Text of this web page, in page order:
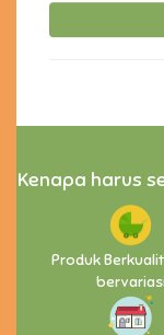
Kenapa harus
Produk
bervariasi